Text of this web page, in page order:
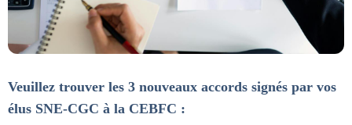
Veuillez trouver les 3 nouveaux accords signés par vos
élus SNE-CGC à la CEBFC :